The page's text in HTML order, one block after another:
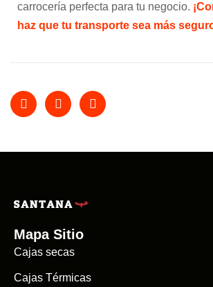
carrocería perfecta para tu negocio.
haz que tu transporte sea más
Mapa Sitio
Cajas secas
Cajas Térmicas